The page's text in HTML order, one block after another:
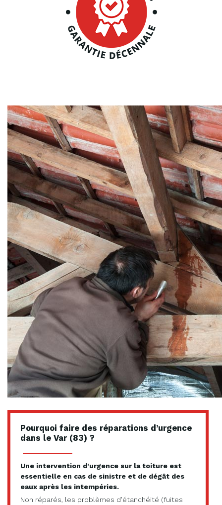
Pourquoi faire des réparations d’urgence
dans le Var (83) ?
Une intervention d'urgence sur la toiture est
essentielle en cas de sinistre et de dégât des
eaux après les intempéries.
Non réparés, les problèmes d'étanchéité (fuites